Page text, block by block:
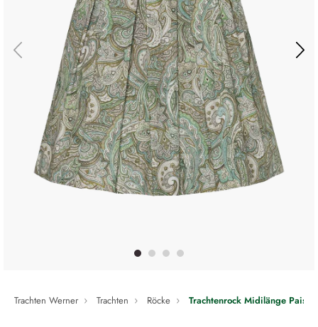
Trachten Werner Trachten Röcke Trachtenrock Midilänge